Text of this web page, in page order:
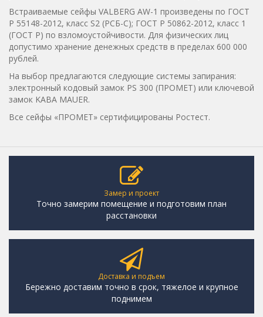
Встраиваемые сейфы VALBERG AW-1 произведены по ГОСТ
Р 55148-2012, класс S2 (РСБ-С); ГОСТ Р 50862-2012, класс 1
(ГОСТ Р) по взломоустойчивости. Для физических лиц
допустимо хранение денежных средств в пределах 600 000
рублей.
На выбор предлагаются следующие системы запирания:
электронный кодовый замок PS 300 (ПРОМЕТ) или ключевой
замок KABA MAUER.
Все сейфы «ПРОМЕТ» сертифицированы Ростест.
Замер и проект
Точно замерим помещение и подготовим план
расстановки
Доставка и подъем
Бережно доставим точно в срок, тяжелое и крупное
поднимем